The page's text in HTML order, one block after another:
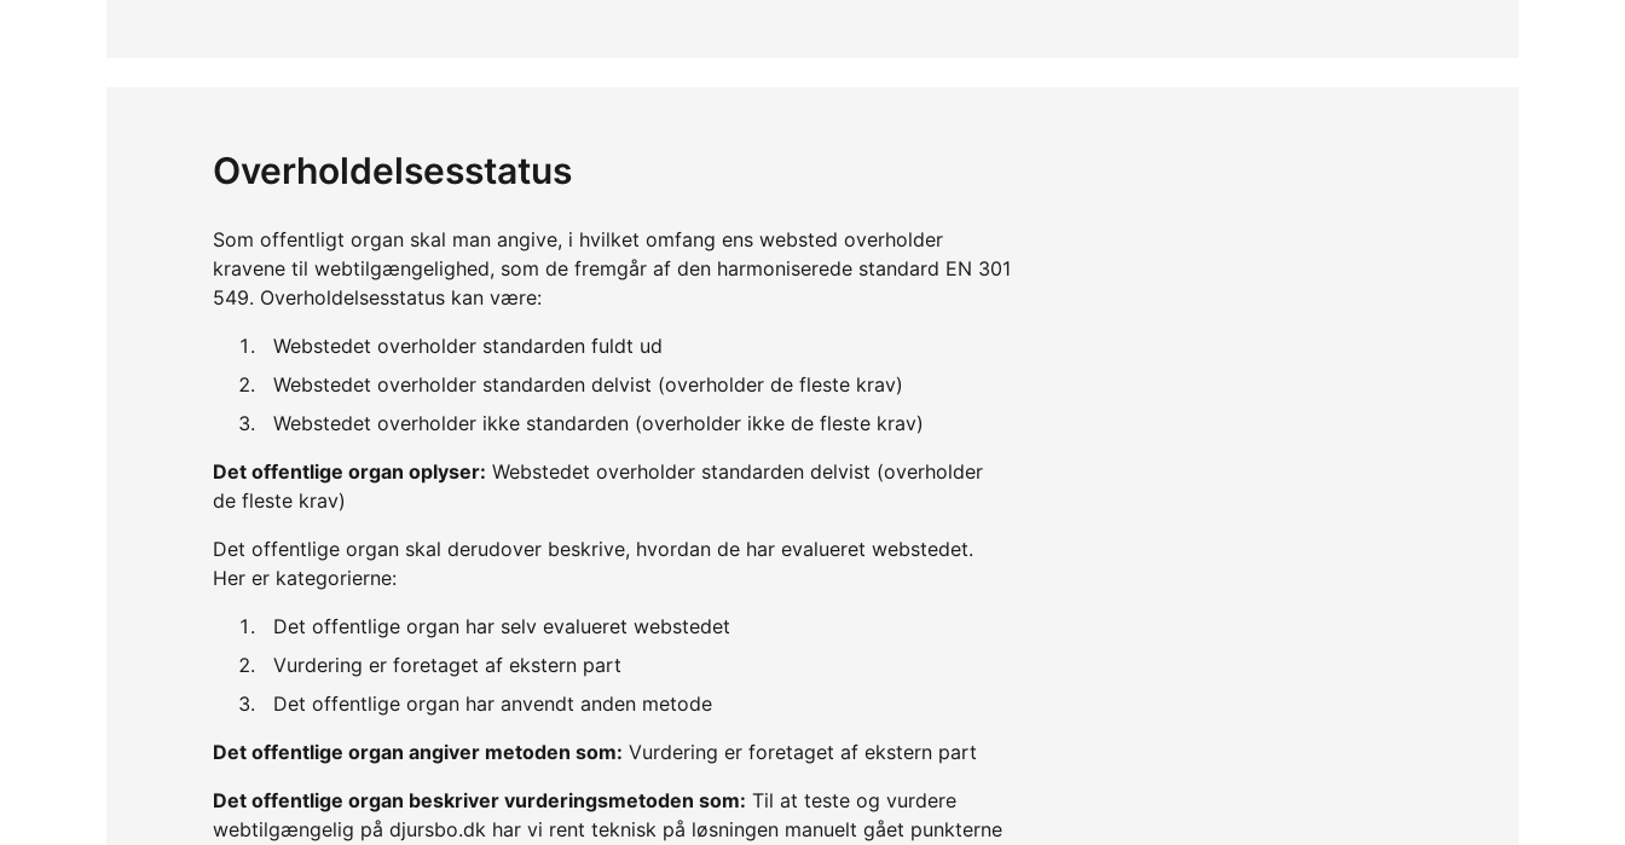
Overholdelsesstatus
Som offentligt organ skal man angive, i hvilket omfang ens websted overholder
kravene til webtilgængelighed, som de fremgår af den harmoniserede standard EN 301
549. Overholdelsesstatus kan være:
Webstedet overholder standarden fuldt ud
Webstedet overholder standarden delvist (overholder de fleste krav)
Webstedet overholder ikke standarden (overholder ikke de fleste krav)
Det offentlige organ oplyser: Webstedet overholder standarden delvist (overholder
de fleste krav)
Det offentlige organ skal derudover beskrive, hvordan de har evalueret webstedet.
Her er kategorierne:
Det offentlige organ har selv evalueret webstedet
Vurdering er foretaget af ekstern part
Det offentlige organ har anvendt anden metode
Det offentlige organ angiver metoden som: Vurdering er foretaget af ekstern part
Det offentlige organ beskriver vurderingsmetoden som: Til at teste og vurdere
webtilgængelig på djursbo.dk har vi rent teknisk på løsningen manuelt gået punkterne